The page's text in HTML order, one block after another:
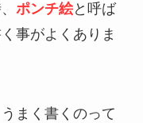
ポンチ絵と呼ば
事がよくありま
まく書くのって